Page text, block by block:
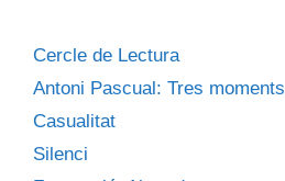
Cercle de Lectura
Antoni Pascual: Tres moments
Casualitat
Silenci